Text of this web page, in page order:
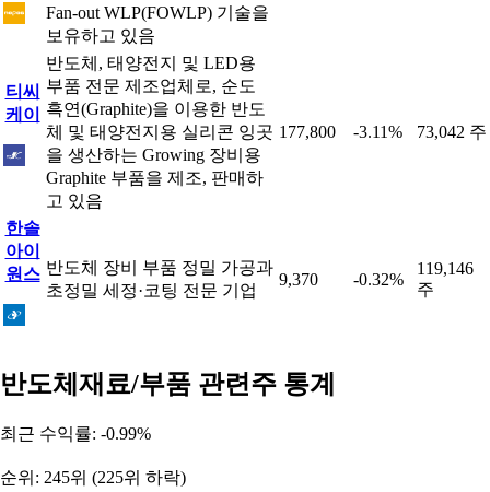
Fan-out WLP(FOWLP) 기술을
보유하고 있음
티씨
케이
반도체, 태양전지 및 LED용
부품 전문 제조업체로, 순도
흑연(Graphite)을 이용한 반도
체 및 태양전지용 실리콘 잉곳
을 생산하는 Growing 장비용
Graphite 부품을 제조, 판매하
고 있음
177,800 -3.11% 73,042 주
한솔
아이
원스 반도체 장비 부품 정밀 가공과
초정밀 세정·코팅 전문 기업
9,370 -0.32%
119,146
주
반도체재료/부품 관련주 통계
최근 수익률: -0.99%
순위: 245위 (225위 하락)